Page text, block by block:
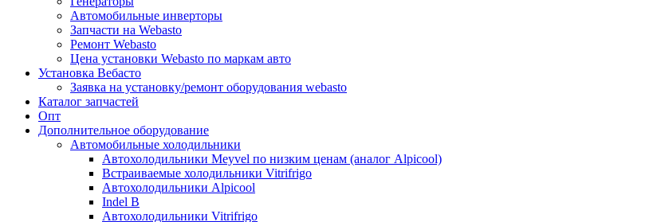
Автомобильные инверторы
Запчасти на Webasto
Ремонт Webasto
Цена установки Webasto по маркам авто
Установка Вебасто
Заявка на установку/ремонт оборудования webasto
Каталог запчастей
Опт
Дополнительное оборудование
Автомобильные холодильники
Автохолодильники Meyvel по низким ценам (аналог Alpicool)
Встраиваемые холодильники Vitrifrigo
Автохолодильники Alpicool
Indel B
Автохолодильники Vitrifrigo